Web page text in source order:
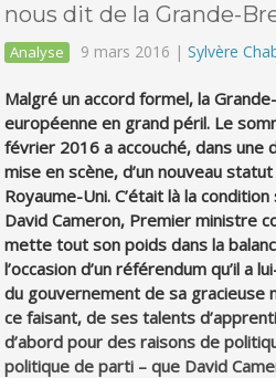
nous dit de la Grande-
Analyse 9 mars 2016 |Sylvère
Malgré un accord formel, la
européenne en grand péril. Le
février 2016 a accouché, dans une
mise en scène, d’un nouveau
Royaume-Uni. C’était là la
David Cameron, Premier ministre
mette tout son poids dans la
l’occasion d’un référendum qu’il a
du gouvernement de sa gracieuse
ce faisant, de ses talents
d’abord pour des raisons de
politique de parti – que David